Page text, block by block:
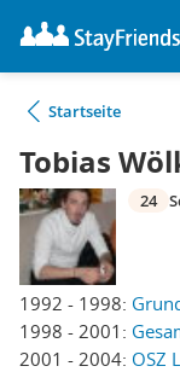
Startseite
Tobias
1992 - 1998:
1998 - 2001:
2001 - 2004: OSZ
24